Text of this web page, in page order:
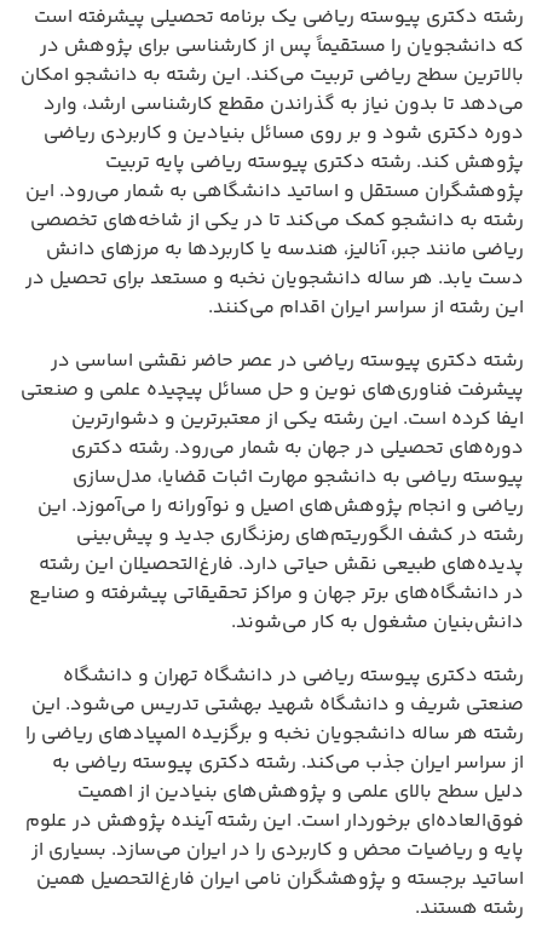
رشته دکتری پیوسته ریاضی یک برنامه تحصیلی پیشرفته است
که دانشجویان را مستقیماً پس از کارشناسی برای پژوهش در
بالاترین سطح ریاضی تربیت می‌کند. این رشته به دانشجو امکان
می‌دهد تا بدون نیاز به گذراندن مقطع کارشناسی ارشد، وارد
دوره دکتری شود و بر روی مسائل بنیادین و کاربردی ریاضی
پژوهش کند. رشته دکتری پیوسته ریاضی پایه تربیت
پژوهشگران مستقل و اساتید دانشگاهی به شمار می‌رود. این
رشته به دانشجو کمک می‌کند تا در یکی از شاخه‌های تخصصی
ریاضی مانند جبر، آنالیز، هندسه یا کاربردها به مرزهای دانش
دست یابد. هر ساله دانشجویان نخبه و مستعد برای تحصیل در
این رشته از سراسر ایران اقدام می‌کنند.
رشته دکتری پیوسته ریاضی در عصر حاضر نقشی اساسی در
پیشرفت فناوری‌های نوین و حل مسائل پیچیده علمی و صنعتی
ایفا کرده است. این رشته یکی از معتبرترین و دشوارترین
دوره‌های تحصیلی در جهان به شمار می‌رود. رشته دکتری
پیوسته ریاضی به دانشجو مهارت اثبات قضایا، مدل‌سازی
ریاضی و انجام پژوهش‌های اصیل و نوآورانه را می‌آموزد. این
رشته در کشف الگوریتم‌های رمزنگاری جدید و پیش‌بینی
پدیده‌های طبیعی نقش حیاتی دارد. فارغ‌التحصیلان این رشته
در دانشگاه‌های برتر جهان و مراکز تحقیقاتی پیشرفته و صنایع
دانش‌بنیان مشغول به کار می‌شوند.
رشته دکتری پیوسته ریاضی در دانشگاه تهران و دانشگاه
صنعتی شریف و دانشگاه شهید بهشتی تدریس می‌شود. این
رشته هر ساله دانشجویان نخبه و برگزیده المپیادهای ریاضی را
از سراسر ایران جذب می‌کند. رشته دکتری پیوسته ریاضی به
دلیل سطح بالای علمی و پژوهش‌های بنیادین از اهمیت
فوق‌العاده‌ای برخوردار است. این رشته آینده پژوهش در علوم
پایه و ریاضیات محض و کاربردی را در ایران می‌سازد. بسیاری از
اساتید برجسته و پژوهشگران نامی ایران فارغ‌التحصیل همین
رشته هستند.